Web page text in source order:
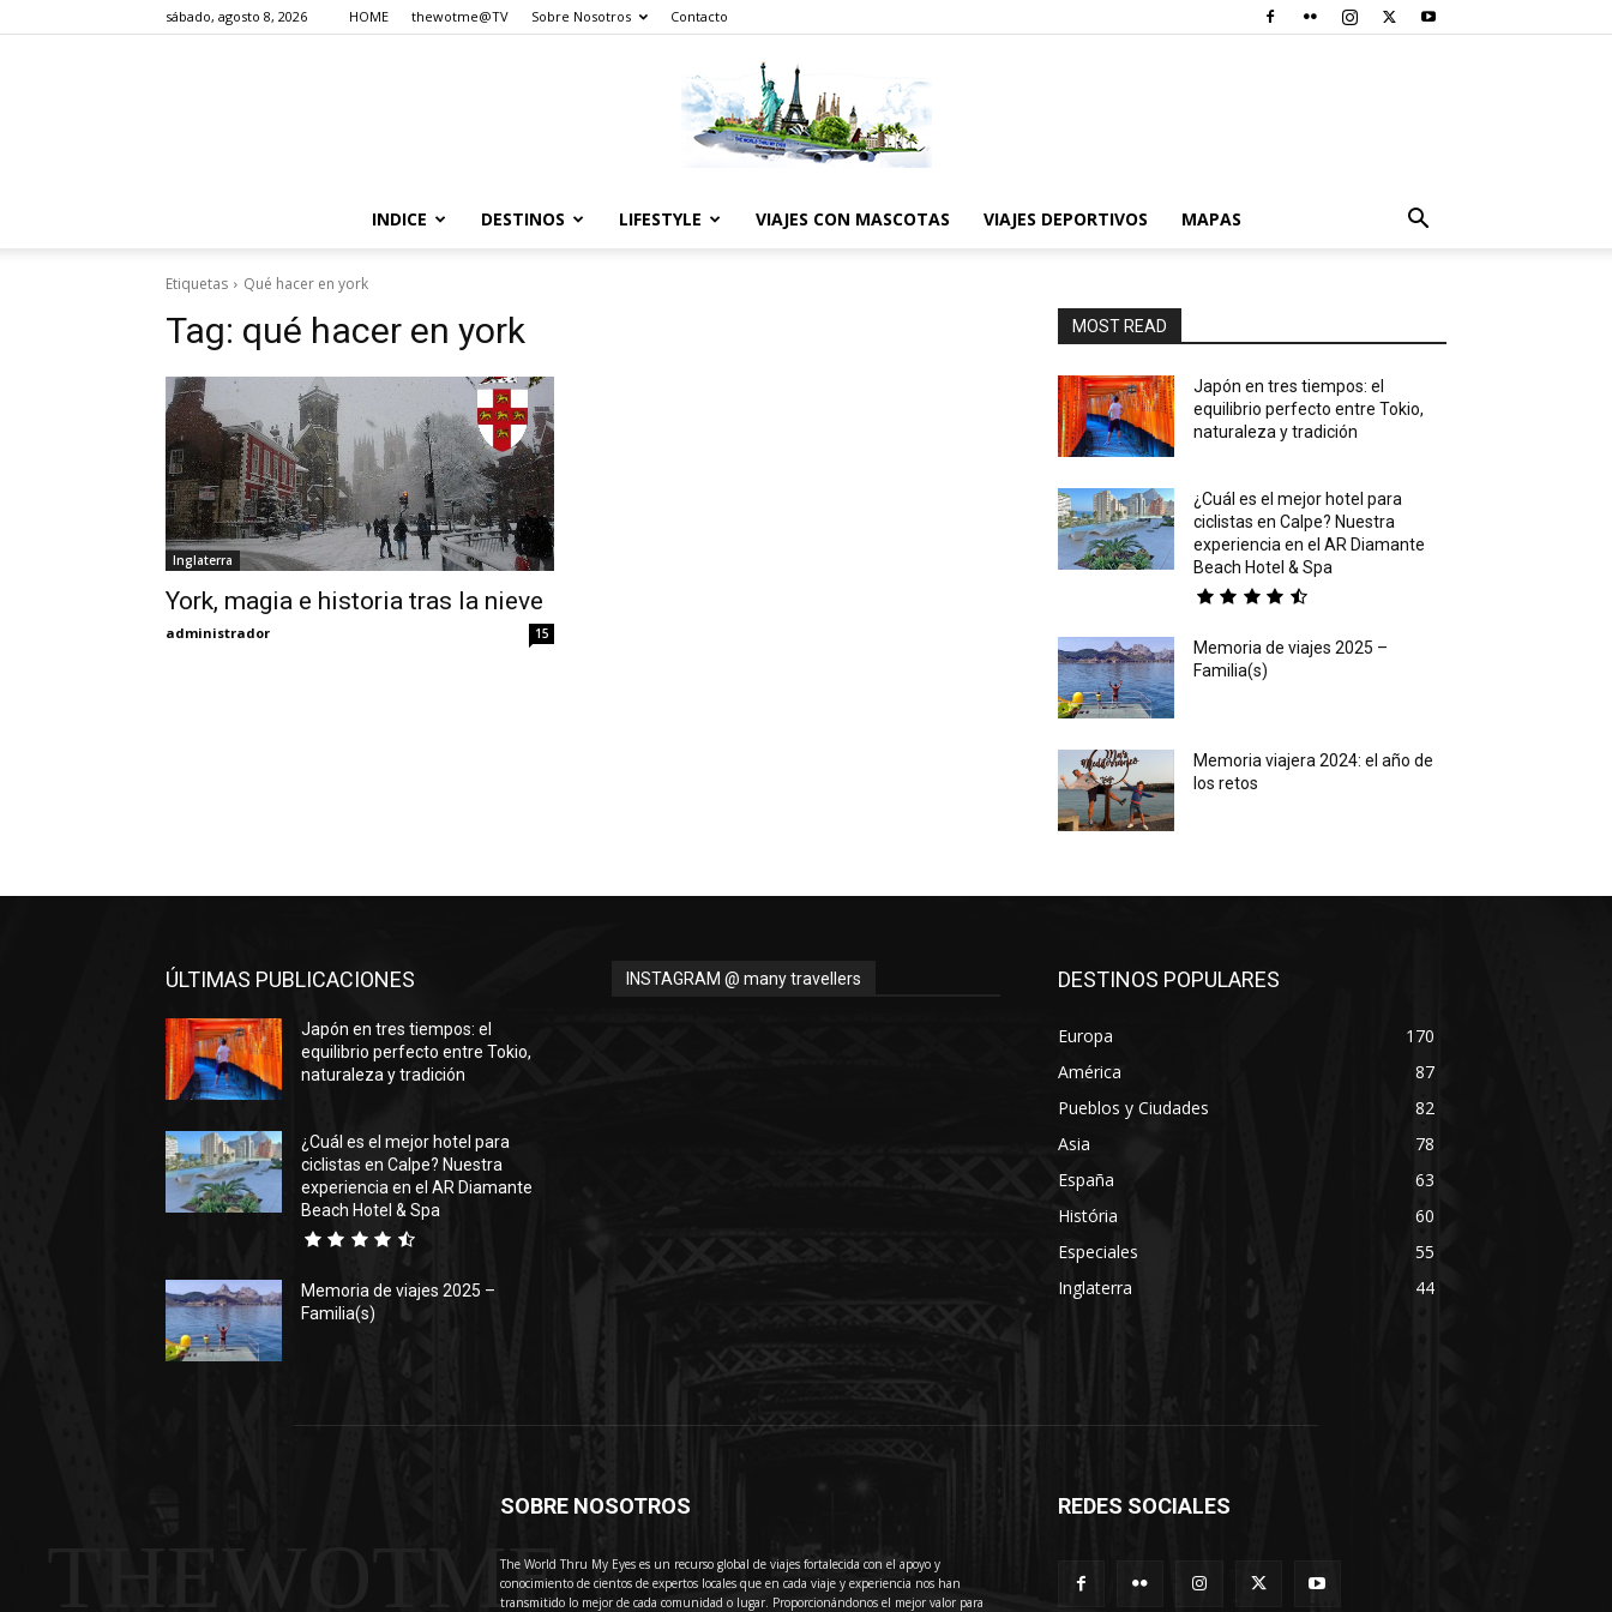
sábado, agosto 8, 2026 HOME thewotme@TV Sobre Nosotros Contacto
INDICE DESTINOS LIFESTYLE VIAJES CON MASCOTAS VIAJES DEPORTIVOS MAPAS
Etiquetas Qué hacer en york
Tag: qué hacer en york
Inglaterra
York, magia e historia tras la nieve
administrador 15
MOST READ
Japón en tres tiempos: el
equilibrio perfecto entre Tokio,
naturaleza y tradición
¿Cuál es el mejor hotel para
ciclistas en Calpe? Nuestra
experiencia en el AR Diamante
Beach Hotel & Spa
Memoria de viajes 2025 –
Familia(s)
Memoria viajera 2024: el año de
los retos
ÚLTIMAS PUBLICACIONES
Japón en tres tiempos: el
equilibrio perfecto entre Tokio,
naturaleza y tradición
¿Cuál es el mejor hotel para
ciclistas en Calpe? Nuestra
experiencia en el AR Diamante
Beach Hotel & Spa
Memoria de viajes 2025 –
Familia(s)
INSTAGRAM @ many travellers DESTINOS POPULARES
Europa
170
América
87
Pueblos y Ciudades
82
Asia
78
España
63
História
60
Especiales
55
Inglaterra
44
THEWOTME
SOBRE NOSOTROS
The World Thru My Eyes es un recurso global de viajes fortalecida con el apoyo y
conocimiento de cientos de expertos locales que en cada viaje y experiencia nos han
transmitido lo mejor de cada comunidad o lugar. Proporcionándonos el mejor valor para
REDES SOCIALES